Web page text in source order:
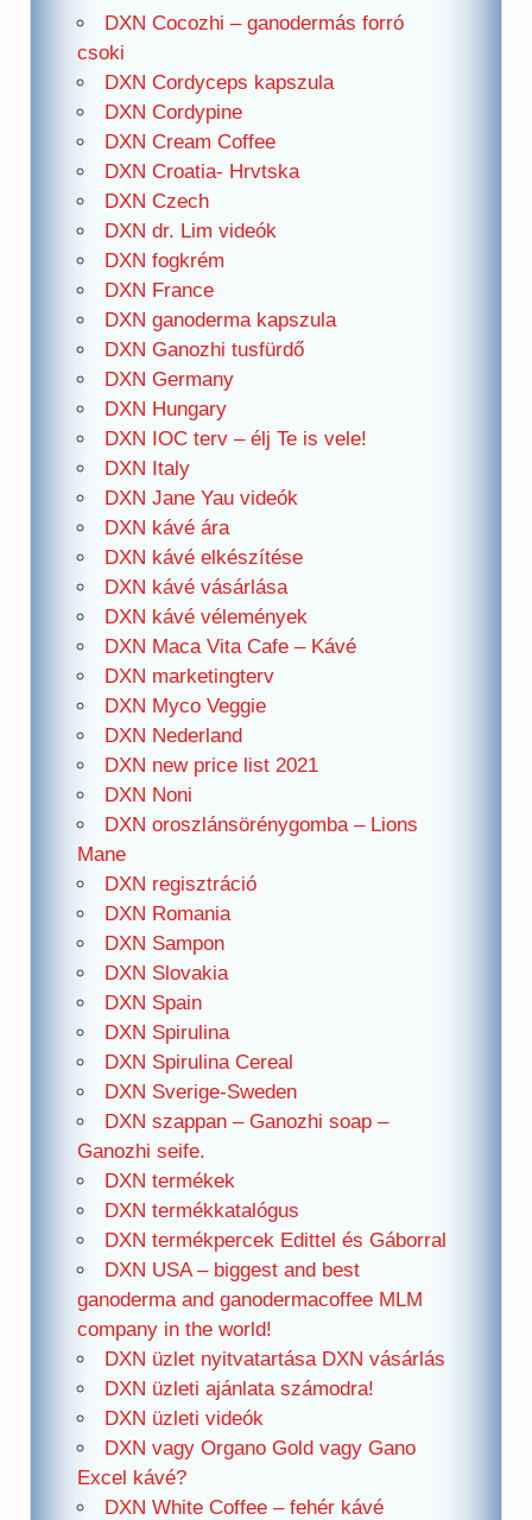
DXN Cocozhi – ganodermás forró
csoki
DXN Cordyceps kapszula
DXN Cordypine
DXN Cream Coffee
DXN Croatia- Hrvtska
DXN Czech
DXN dr. Lim videók
DXN fogkrém
DXN France
DXN ganoderma kapszula
DXN Ganozhi tusfürdő
DXN Germany
DXN Hungary
DXN IOC terv – élj Te is vele!
DXN Italy
DXN Jane Yau videók
DXN kávé ára
DXN kávé elkészítése
DXN kávé vásárlása
DXN kávé vélemények
DXN Maca Vita Cafe – Kávé
DXN marketingterv
DXN Myco Veggie
DXN Nederland
DXN new price list 2021
DXN Noni
DXN oroszlánsörénygomba – Lions
Mane
DXN regisztráció
DXN Romania
DXN Sampon
DXN Slovakia
DXN Spain
DXN Spirulina
DXN Spirulina Cereal
DXN Sverige-Sweden
DXN szappan – Ganozhi soap –
Ganozhi seife.
DXN termékek
DXN termékkatalógus
DXN termékpercek Edittel és Gáborral
DXN USA – biggest and best
ganoderma and ganodermacoffee MLM
company in the world!
DXN üzlet nyitvatartása DXN vásárlás
DXN üzleti ajánlata számodra!
DXN üzleti videók
DXN vagy Organo Gold vagy Gano
Excel kávé?
DXN White Coffee – fehér kávé